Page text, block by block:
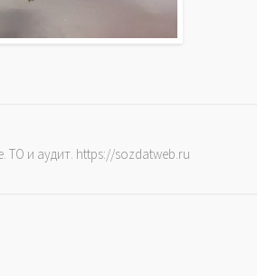
ТО и аудит. https://sozdatweb.ru